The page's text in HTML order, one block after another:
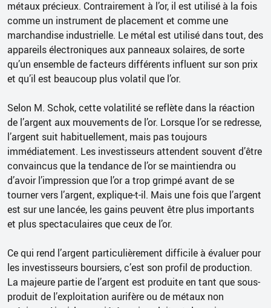
métaux précieux. Contrairement à l’or, il est utilisé à la fois
comme un instrument de placement et comme une
marchandise industrielle. Le métal est utilisé dans tout, des
appareils électroniques aux panneaux solaires, de sorte
qu’un ensemble de facteurs différents influent sur son prix
et qu’il est beaucoup plus volatil que l’or.
Selon M. Schok, cette volatilité se reflète dans la réaction
de l’argent aux mouvements de l’or. Lorsque l’or se redresse,
l’argent suit habituellement, mais pas toujours
immédiatement. Les investisseurs attendent souvent d’être
convaincus que la tendance de l’or se maintiendra ou
d’avoir l’impression que l’or a trop grimpé avant de se
tourner vers l’argent, explique-t-il. Mais une fois que l’argent
est sur une lancée, les gains peuvent être plus importants
et plus spectaculaires que ceux de l’or.
Ce qui rend l’argent particulièrement difficile à évaluer pour
les investisseurs boursiers, c’est son profil de production.
La majeure partie de l’argent est produite en tant que sous-
produit de l’exploitation aurifère ou de métaux non